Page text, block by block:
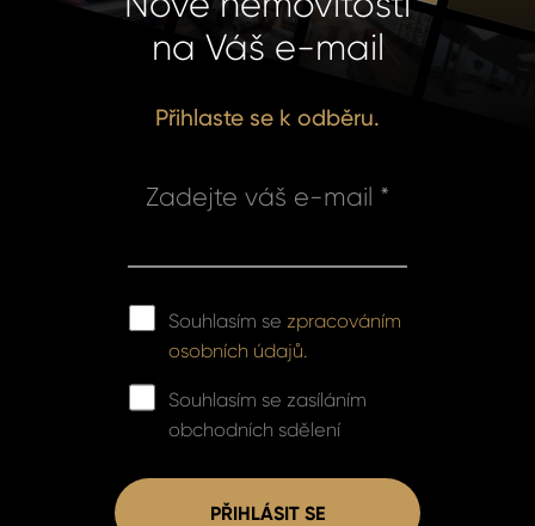
na Váš e-mail
Přihlaste se k odběru.
Zadejte váš e-mail *
Souhlasím se zpracováním
osobních údajů.
Souhlasím se zasíláním
obchodních sdělení
PŘIHLÁSIT SE